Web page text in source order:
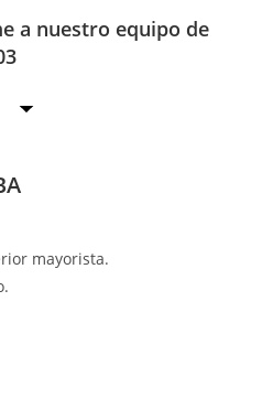
a nuestro equipo de
mayorista.